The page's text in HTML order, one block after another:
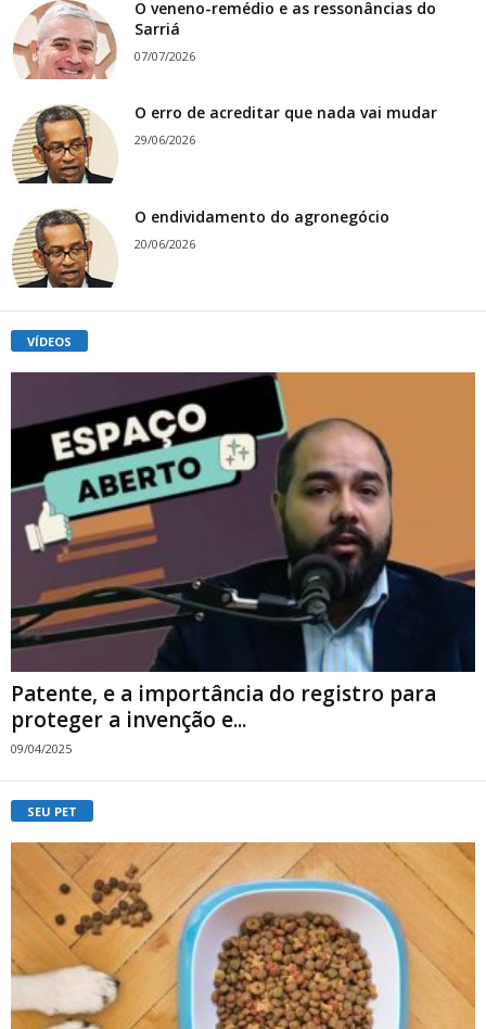
O veneno-remédio e as ressonâncias do
Sarriá
07/07/2026
O erro de acreditar que nada vai mudar
29/06/2026
O endividamento do agronegócio
20/06/2026
VÍDEOS
Patente, e a importância do registro para
proteger a invenção e...
09/04/2025
SEU PET